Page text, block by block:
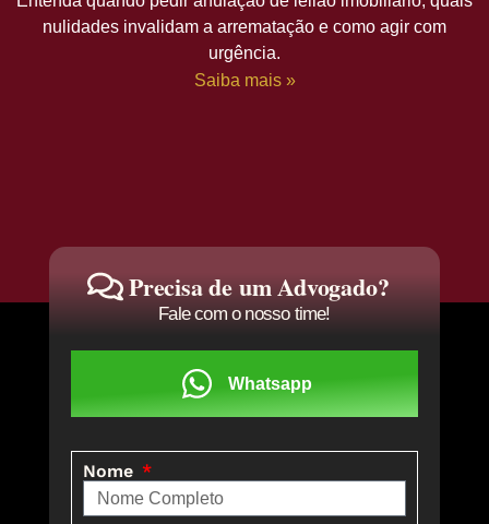
nulidades invalidam a arrematação e como agir com
urgência.
Saiba mais »
Precisa de um Advogado?
Fale com o nosso time!
Whatsapp
Nome